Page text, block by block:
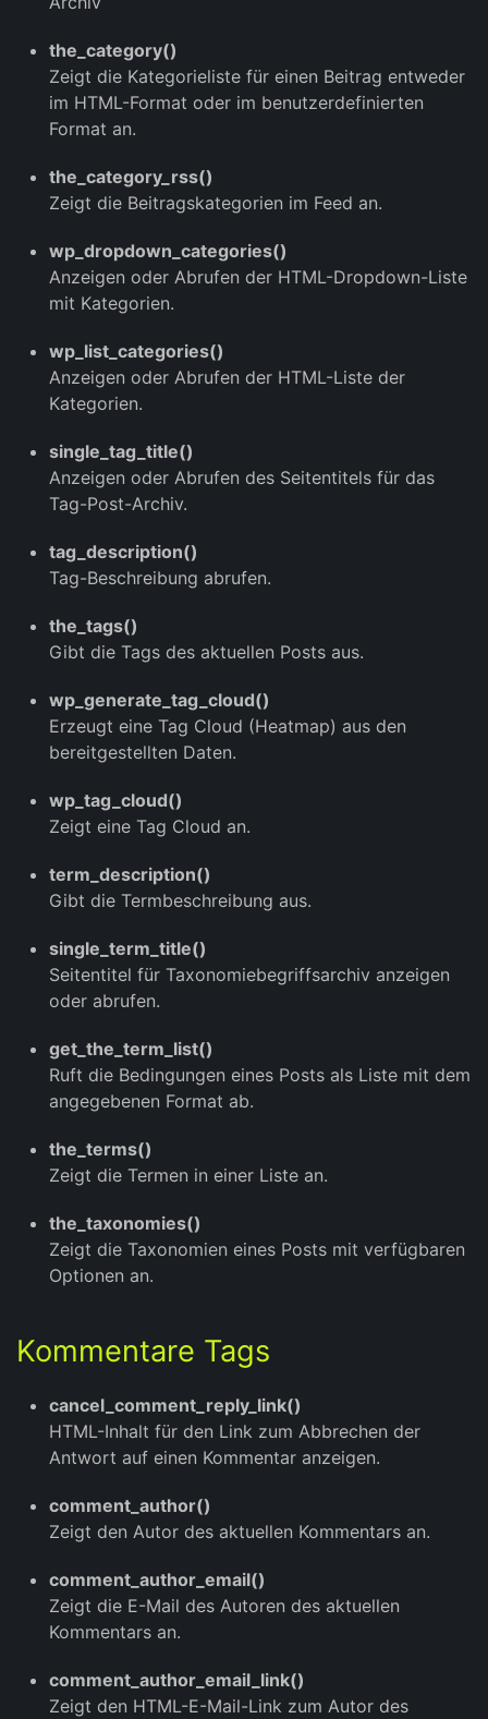
the_category()
Zeigt die Kategorieliste für einen Beitrag entweder
im HTML-Format oder im benutzerdefinierten
Format an.
the_category_rss()
Zeigt die Beitragskategorien im Feed an.
wp_dropdown_categories()
Anzeigen oder Abrufen der HTML-Dropdown-Liste
mit Kategorien.
wp_list_categories()
Anzeigen oder Abrufen der HTML-Liste der
Kategorien.
single_tag_title()
Anzeigen oder Abrufen des Seitentitels für das
Tag-Post-Archiv.
tag_description()
Tag-Beschreibung abrufen.
the_tags()
Gibt die Tags des aktuellen Posts aus.
wp_generate_tag_cloud()
Erzeugt eine Tag Cloud (Heatmap) aus den
bereitgestellten Daten.
wp_tag_cloud()
Zeigt eine Tag Cloud an.
term_description()
Gibt die Termbeschreibung aus.
single_term_title()
Seitentitel für Taxonomiebegriffsarchiv anzeigen
oder abrufen.
get_the_term_list()
Ruft die Bedingungen eines Posts als Liste mit dem
angegebenen Format ab.
the_terms()
Zeigt die Termen in einer Liste an.
the_taxonomies()
Zeigt die Taxonomien eines Posts mit verfügbaren
Optionen an.
Kommentare Tags
cancel_comment_reply_link()
HTML-Inhalt für den Link zum Abbrechen der
Antwort auf einen Kommentar anzeigen.
comment_author()
Zeigt den Autor des aktuellen Kommentars an.
comment_author_email()
Zeigt die E-Mail des Autoren des aktuellen
Kommentars an.
comment_author_email_link()
Zeigt den HTML-E-Mail-Link zum Autor des